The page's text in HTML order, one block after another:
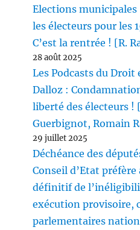
Elections municipales
les électeurs pour les
C’est la rentrée ! [R.
28 août 2025
Les Podcasts du
Dalloz :
liberté des électeurs !
Guerbignot, Romain
29 juillet 2025
Déchéance des
Conseil d’Etat
définitif de
exécution provisoire,
parlementaires